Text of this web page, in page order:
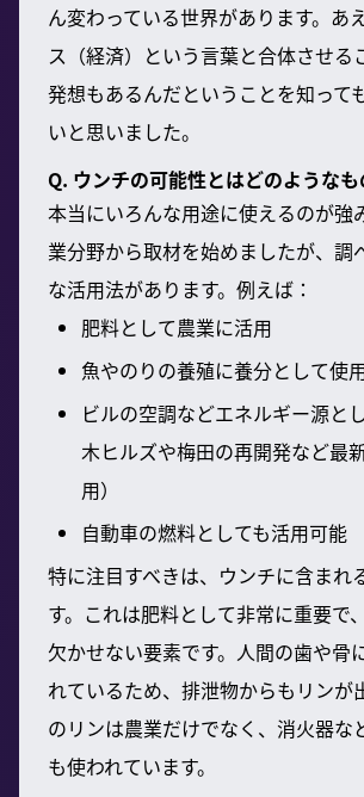
ん変わっている世界があります。あ
ス（経済）という言葉と合体させる
発想もあるんだということを知って
いと思いました。
Q. ウンチの可能性とはどのようなも
本当にいろんな用途に使えるのが強
業分野から取材を始めましたが、調
な活用法があります。例えば：
肥料として農業に活用
魚やのりの養殖に養分として使
ビルの空調などエネルギー源と
木ヒルズや梅田の再開発など最
用）
自動車の燃料としても活用可能
特に注目すべきは、ウンチに含まれ
す。これは肥料として非常に重要で
欠かせない要素です。人間の歯や骨
れているため、排泄物からもリンが
のリンは農業だけでなく、消火器な
も使われています。